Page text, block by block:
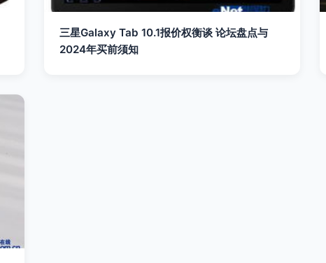
三星Galaxy Tab 10.1报价权衡谈 论坛盘点与
2024年买前须知